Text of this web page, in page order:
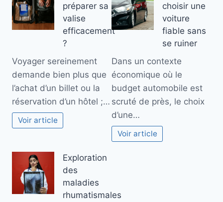
préparer sa
valise
efficacement
?
Voyager sereinement
demande bien plus que
l’achat d’un billet ou la
réservation d’un hôtel ;…
Voir article
choisir une
voiture
fiable sans
se ruiner
Dans un contexte
économique où le
budget automobile est
scruté de près, le choix
d’une…
Voir article
Exploration
des
maladies
rhumatismales